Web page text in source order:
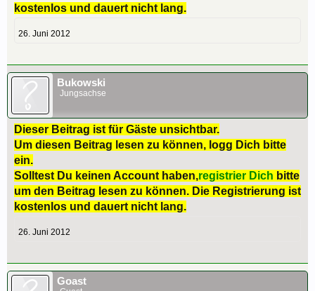
kostenlos und dauert nicht lang.
26. Juni 2012
Bukowski
Jungsachse
Dieser Beitrag ist für Gäste unsichtbar.
Um diesen Beitrag lesen zu können, logg Dich bitte
ein.
Solltest Du keinen Account haben,registrier Dich bitte
um den Beitrag lesen zu können. Die Registrierung ist
kostenlos und dauert nicht lang.
26. Juni 2012
Goast